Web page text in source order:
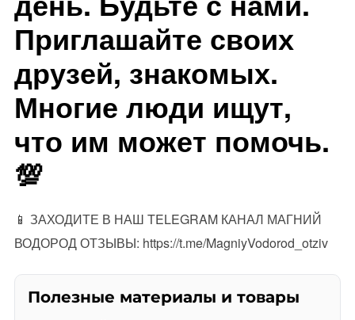
Приглашайте своих
друзей, знакомых.
Многие люди ищут,
что им может помочь.
💯
📱 ЗАХОДИТЕ В НАШ TELEGRAM КАНАЛ МАГНИЙ
ВОДОРОД ОТЗЫВЫ: https://t.me/MagniyVodorod_otziv
Полезные материалы и товары